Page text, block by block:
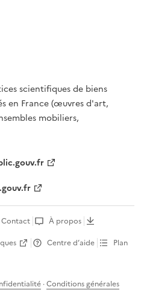
scientifiques de biens
en France (œuvres d'art,
mobiliers,
Contact
À propos
Centre d’aide
Plan
·Conditions générales